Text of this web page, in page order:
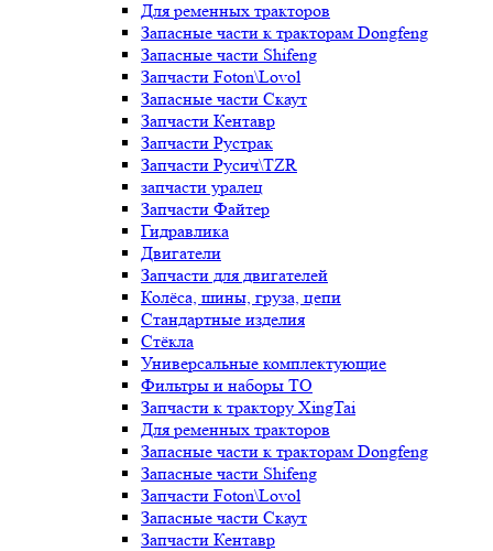
Для ременных тракторов
Запасные части к тракторам Dongfeng
Запасные части Shifeng
Запчасти Foton\Lovol
Запасные части Скаут
Запчасти Кентавр
Запчасти Рустрак
Запчасти Русич\TZR
запчасти уралец
Запчасти Файтер
Гидравлика
Двигатели
Запчасти для двигателей
Колёса, шины, груза, цепи
Стандартные изделия
Стёкла
Универсальные комплектующие
Фильтры и наборы ТО
Запчасти к трактору XingTai
Для ременных тракторов
Запасные части к тракторам Dongfeng
Запасные части Shifeng
Запчасти Foton\Lovol
Запасные части Скаут
Запчасти Кентавр